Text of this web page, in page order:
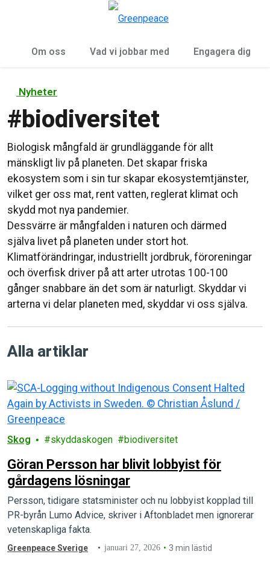
Om oss Vad vi jobbar med Engagera dig
Nyheter
#biodiversitet
Biologisk mångfald är grundläggande för allt
mänskligt liv på planeten. Det skapar friska
ekosystem som i sin tur skapar ekosystemtjänster,
vilket ger oss mat, rent vatten, reglerat klimat och
skydd mot nya pandemier.
Dessvärre är mångfalden i naturen och därmed
själva livet på planeten under stort hot.
Klimatförändringar, industriellt jordbruk, föroreningar
och överfisk driver på att arter utrotas 100-100
gånger snabbare än det som är naturligt. Skyddar vi
arterna vi delar planeten med, skyddar vi oss själva.
Alla artiklar
Skog skyddaskogen biodiversitet
Göran Persson har blivit lobbyist för
gårdagens lösningar
Persson, tidigare statsminister och nu lobbyist kopplad till
PR-byrån Lumo Advice, skriver i Aftonbladet men ignorerar
vetenskapliga fakta.
Greenpeace Sverige januari 27, 2026 3 min lästid